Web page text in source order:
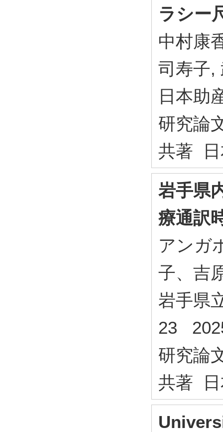
ラシー
中村康
司寿子,
日本助
研究論
共著 日
岩手県
療通訳
アンガ
子、吉
岩手県
23
研究論
共著 日